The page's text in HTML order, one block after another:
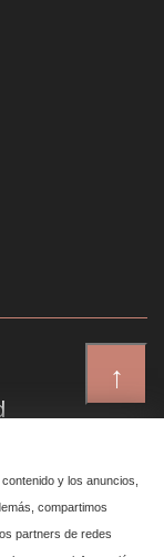
↑
y los anuncios,
compartimos
partners de redes